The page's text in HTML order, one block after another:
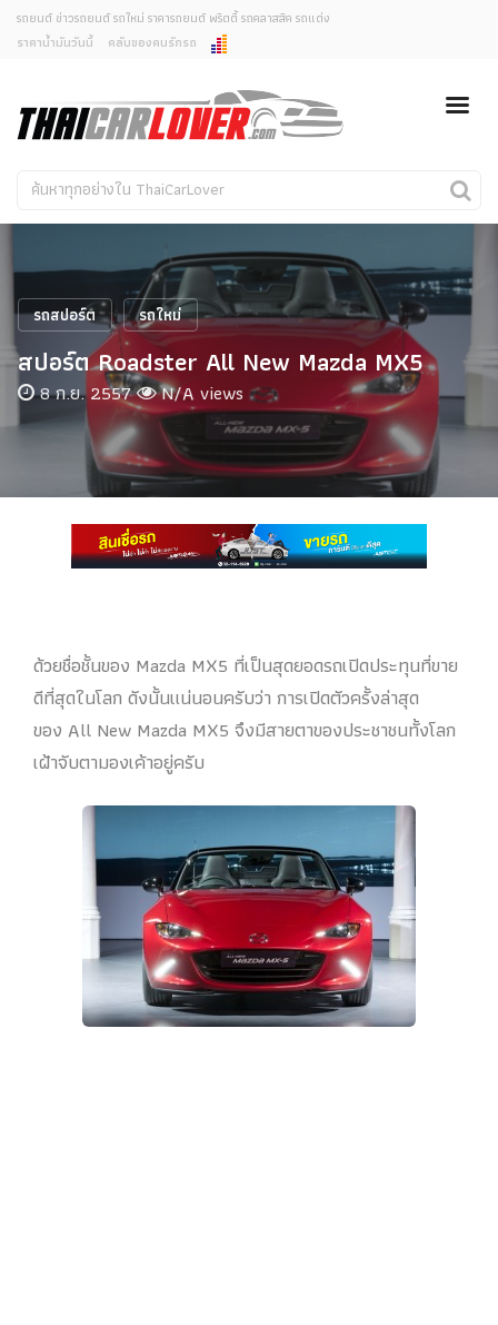
ยกเลิกการแจ้งเตือน
คุณต้องการยกเลิกการแจ้งเตือนข่าวสารเมื่อมีการอัพเดต
ใช่หรือไม่?
ไม่
รถยนต์ ข่าวรถยนต์ รถใหม่ ราคารถยนต์ พริตตี้ รถคลาสสิค รถแต่ง
ราคาน้ำมันวันนี้
คลับของคนรักรถ
รถใหม่
คนรักรถ
รถแต่ง
พริตตี้
งานแสดงรถ
Car In The Movie
สเปคราคา รถยนต์
รถสปอร์ต รถใหม่
สปอร์ต Roadster All New Mazda MX5
8 ก.ย. 2557 N/A views
ด้วยชื่อชั้นของ Mazda MX5 ที่เป็นสุดยอดรถเปิดประทุนที่ขาย
ดีที่สุดในโลก ดังนั้นแน่นอนครับว่า การเปิดตัวครั้งล่าสุด
ของ All New Mazda MX5 จึงมีสายตาของประชาชนทั้งโลก
เฝ้าจับตามองเค้าอยู่ครับ